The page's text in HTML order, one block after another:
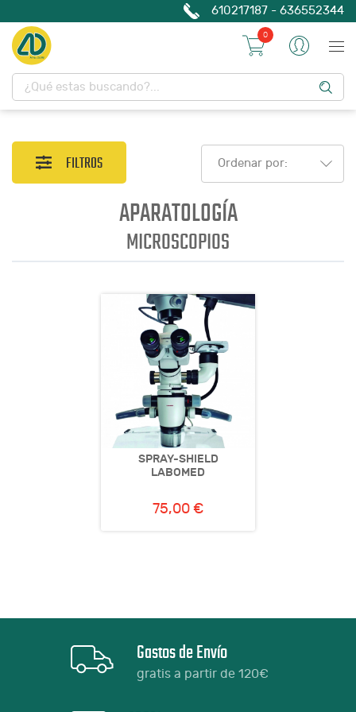
610217187 - 636552344
0
FILTROS Ordenar por:
APARATOLOGÍA
MICROSCOPIOS
SPRAY-SHIELD
LABOMED
75,00 €
Gastos de Envío
gratis a partir de 120€